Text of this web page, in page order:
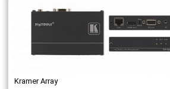
Kramer Array